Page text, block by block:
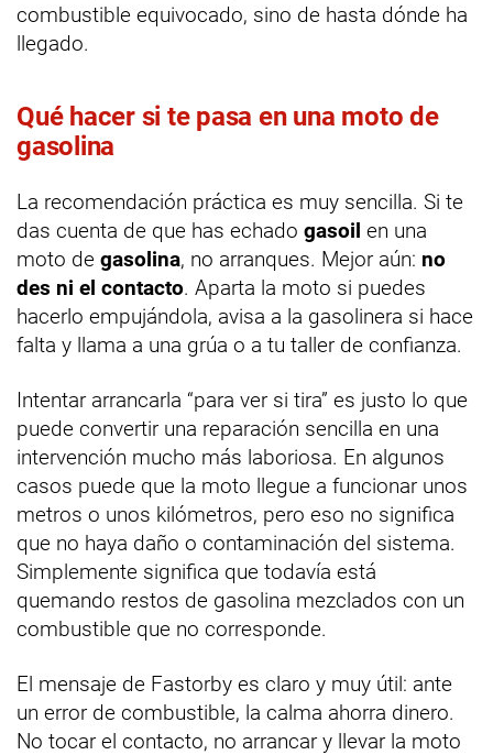
combustible equivocado, sino de hasta dónde ha
llegado.
Qué hacer si te pasa en una moto de
gasolina
La recomendación práctica es muy sencilla. Si te
das cuenta de que has echado gasoil en una
moto de gasolina, no arranques. Mejor aún: no
des ni el contacto. Aparta la moto si puedes
hacerlo empujándola, avisa a la gasolinera si hace
falta y llama a una grúa o a tu taller de confianza.
Intentar arrancarla “para ver si tira” es justo lo que
puede convertir una reparación sencilla en una
intervención mucho más laboriosa. En algunos
casos puede que la moto llegue a funcionar unos
metros o unos kilómetros, pero eso no significa
que no haya daño o contaminación del sistema.
Simplemente significa que todavía está
quemando restos de gasolina mezclados con un
combustible que no corresponde.
El mensaje de Fastorby es claro y muy útil: ante
un error de combustible, la calma ahorra dinero.
No tocar el contacto, no arrancar y llevar la moto